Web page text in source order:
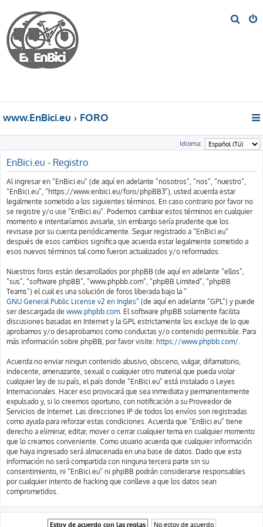
www.EnBici.eu FORO
Idioma:
EnBici.eu - Registro
Al ingresar en “EnBici.eu” (de aquí en adelante “nosotros”, “nos”, “nuestro”,
“EnBici.eu”, “https://www.enbici.eu/foro/phpBB3”), usted acuerda estar
legalmente sometido a los siguientes términos. En caso contrario por favor no
se registre y/o use “EnBici.eu”. Podemos cambiar estos términos en cualquier
momento e intentaríamos avisarle, sin embargo sería prudente que los
revisase por su cuenta periódicamente. Seguir registrado a “EnBici.eu”
después de esos cambios significa que acuerda estar legalmente sometido a
esos nuevos términos tal como fueron actualizados y/o reformados.
Nuestros foros están desarrollados por phpBB (de aquí en adelante “ellos”,
“sus”, “software phpBB”, “www.phpbb.com”, “phpBB Limited”, “phpBB
Teams”) el cual es una solución de foros liberada bajo la “
GNU General Public License v2 en Ingles” (de aquí en adelante “GPL”) y puede
ser descargada de www.phpbb.com. El software phpBB solamente facilita
discusiones basadas en Internet y la GPL estrictamente los excluye de lo que
aprobamos y/o desaprobamos como conductas y/o contenido permisible. Para
más información sobre phpBB, por favor visite: https://www.phpbb.com/.
Acuerda no enviar ningun contenido abusivo, obsceno, vulgar, difamatorio,
indecente, amenazante, sexual o cualquier otro material que pueda violar
cualquier ley de su país, el país donde “EnBici.eu” está instalado o Leyes
Internacionales. Hacer eso provocará que sea inmediata y permanentemente
expulsado y, si lo creemos oportuno, con notificación a su Proveedor de
Servicios de Internet. Las direcciones IP de todos los envíos son registradas
como ayuda para reforzar estas condiciones. Acuerda que “EnBici.eu” tiene
derecho a eliminar, editar, mover o cerrar cualquier tema en cualquier momento
que lo creamos conveniente. Como usuario acuerda que cualquier información
que haya ingresado será almacenada en una base de datos. Dado que esta
información no será compartida con ninguna tercera parte sin su
consentimiento, ni “EnBici.eu” ni phpBB podrán considerarse responsables
por cualquier intento de hacking que conlleve a que los datos sean
comprometidos.